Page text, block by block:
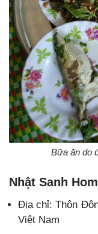
Bữa ăn do
Nhật Sanh
Địa chỉ: Thôn
Việt Nam